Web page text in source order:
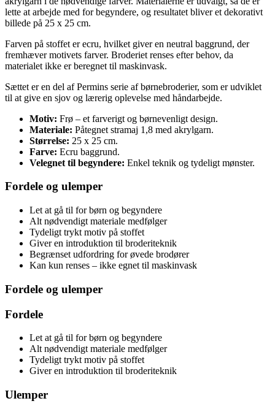
lette at arbejde med for begyndere, og resultatet bliver et dekorativt
billede på 25 x 25 cm.
Farven på stoffet er ecru, hvilket giver en neutral baggrund, der
fremhæver motivets farver. Broderiet renses efter behov, da
materialet ikke er beregnet til maskinvask.
Sættet er en del af Permins serie af børnebroderier, som er udviklet
til at give en sjov og lærerig oplevelse med håndarbejde.
Motiv: Frø – et farverigt og børnevenligt design.
Materiale: Påtegnet stramaj 1,8 med akrylgarn.
Størrelse: 25 x 25 cm.
Farve: Ecru baggrund.
Velegnet til begyndere: Enkel teknik og tydeligt mønster.
Fordele og ulemper
Let at gå til for børn og begyndere
Alt nødvendigt materiale medfølger
Tydeligt trykt motiv på stoffet
Giver en introduktion til broderiteknik
Begrænset udfordring for øvede brodører
Kan kun renses – ikke egnet til maskinvask
Fordele og ulemper
Fordele
Let at gå til for børn og begyndere
Alt nødvendigt materiale medfølger
Tydeligt trykt motiv på stoffet
Giver en introduktion til broderiteknik
Ulemper